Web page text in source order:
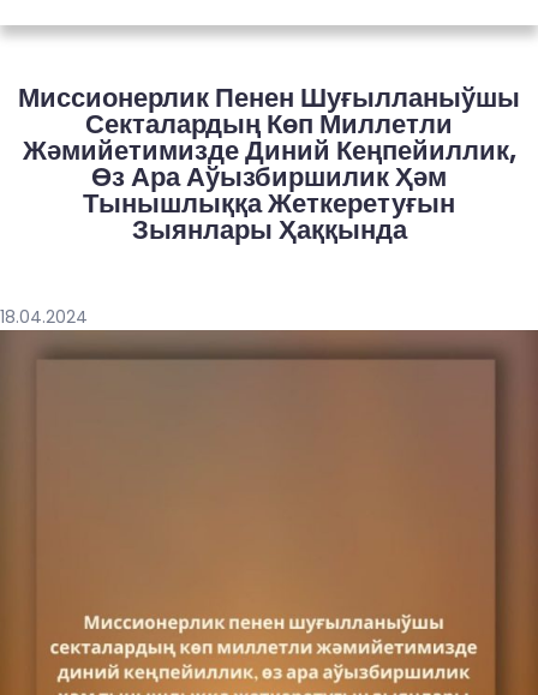
Миссионерлик Пенен Шуғылланыўшы
Секталардың Көп Миллетли
Жәмийетимизде Диний Кеңпейиллик,
Өз Ара Аўызбиршилик Ҳәм
Тынышлыққа Жеткеретуғын
Зыянлары Ҳаққында
18.04.2024